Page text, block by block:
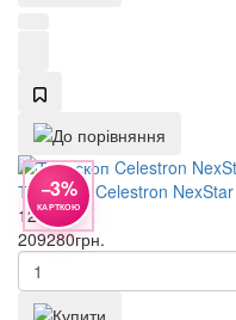
−3%
КАРТКОЮ
Телескоп Celestron
12091
209280грн.